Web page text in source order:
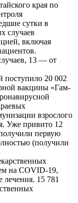
края по
сутки в
случаев
включая
13 — от
поступило 20 002
вакцины «Гам-
взрослого
Уже привито 12
первую
(получили
на COVID-19,
лечения. 15 781